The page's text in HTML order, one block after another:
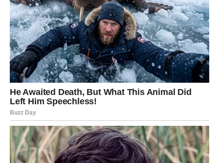
Od malih nogu bila je očita njezina živahna osobnost i
neiscrpna vitalnost. Bila je izvrsna u školovanju, dobila je
izvrsne ocjene i primila cijenjenu Vukovu nagradu kao potvrdu
njezinih iznimnih uspjeha u školi. Gluma je oduvijek bila
njezina strast, a poticali su je roditelji koji su je izlagali
zadivljujućim nastupima u Marionetskom kazalištu i Kazalištu
Njezino upoznavanje s područjem umjetnosti u mladoj dobi
rasplamsalo je njezin žar za tom disciplinom. Tijekom svojih
formativnih godina u osnovnoj i srednjoj školi, uronila je u